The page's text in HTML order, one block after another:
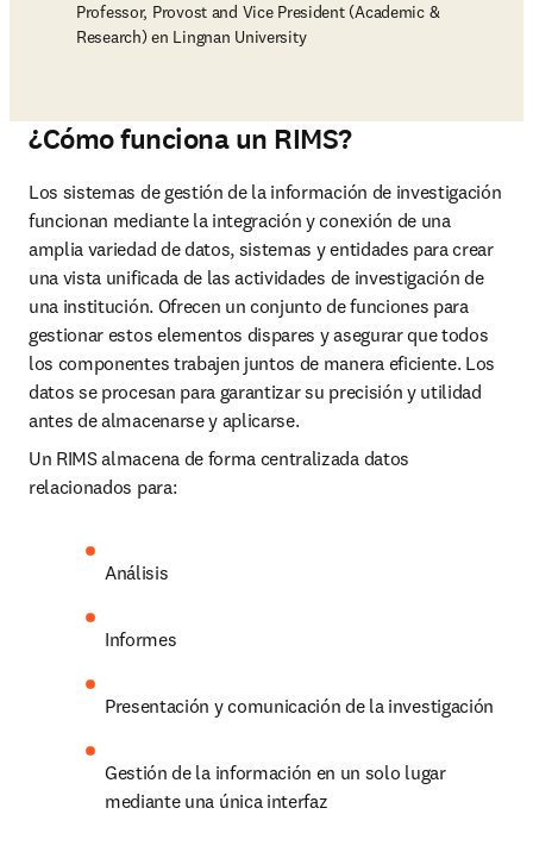
Professor, Provost and Vice President (Academic &
Research) en Lingnan University
¿Cómo funciona un RIMS?
Los sistemas de gestión de la información de investigación
funcionan mediante la integración y conexión de una
amplia variedad de datos, sistemas y entidades para crear
una vista unificada de las actividades de investigación de
una institución. Ofrecen un conjunto de funciones para
gestionar estos elementos dispares y asegurar que todos
los componentes trabajen juntos de manera eficiente. Los
datos se procesan para garantizar su precisión y utilidad
antes de almacenarse y aplicarse.
Un RIMS almacena de forma centralizada datos
relacionados para:
Análisis
Informes
Presentación y comunicación de la investigación
Gestión de la información en un solo lugar
mediante una única interfaz